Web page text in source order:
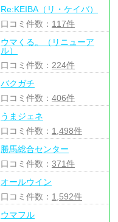
Re:KEIBA（リ・ケイバ）
口コミ件数： 117件
ウマくる。（リニューア
ル）
口コミ件数： 224件
バクガチ
口コミ件数： 406件
うまジェネ
口コミ件数： 1,498件
勝馬総合センター
口コミ件数： 371件
オールウイン
口コミ件数： 1,592件
ウマフル